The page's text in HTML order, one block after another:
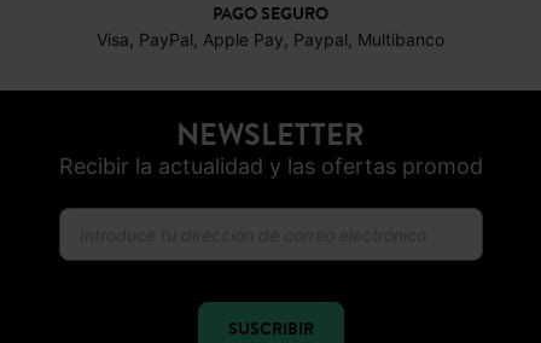
PAGO SEGURO
Visa, PayPal, Apple Pay, Paypal, Multibanco
NEWSLETTER
Recibir la actualidad y las ofertas promod
SUSCRIBIR